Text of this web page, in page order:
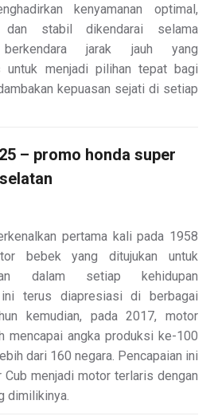
kenyamanan optimal,
dan stabil dikendarai selama
jarak jauh yang
untuk menjadi pilihan tepat bagi
kepuasan sejati di setiap
– promo honda super
pertama kali pada 1958
bebek yang ditujukan untuk
dalam setiap kehidupan
ini terus diapresiasi di berbagai
kemudian, pada 2017, motor
mencapai angka produksi ke-100
dari 160 negara. Pencapaian ini
Cub menjadi motor terlaris dengan
dimilikinya.